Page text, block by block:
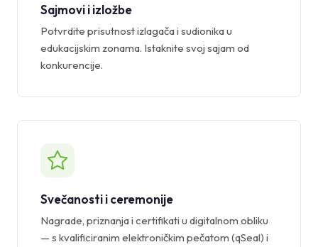
Sajmovi i izložbe
Potvrdite prisutnost izlagača i sudionika u
edukacijskim zonama. Istaknite svoj sajam od
konkurencije.
Svečanosti i ceremonije
Nagrade, priznanja i certifikati u digitalnom obliku
— s kvalificiranim elektroničkim pečatom (qSeal) i